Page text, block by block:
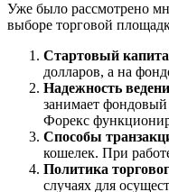
Уже было рассмотрено
выборе торговой
Стартовый
долларов, а на
Надежность
занимает
Форекс
Способы
кошелек. При
Политика
случаях для